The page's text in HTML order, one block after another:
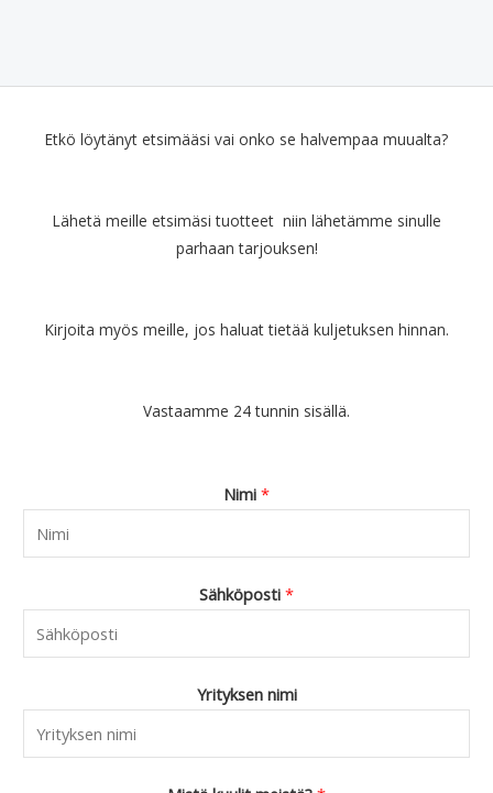
Etkö löytänyt etsimääsi vai onko se halvempaa muualta?
Lähetä meille etsimäsi tuotteet niin lähetämme sinulle
parhaan tarjouksen!
Kirjoita myös meille, jos haluat tietää kuljetuksen hinnan.
Vastaamme 24 tunnin sisällä.
Nimi *
Sähköposti *
Yrityksen nimi